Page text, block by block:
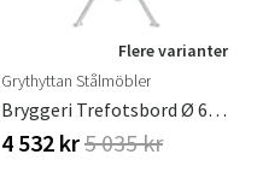
Flere varianter
Grythyttan Stålmöbler
Bryggeri Trefotsbord Ø 60 Cm Oljet Eik Grythyttan Stålmöbler
4 532 kr5 035 kr